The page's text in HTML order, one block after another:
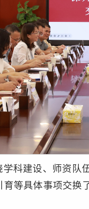
科建设、师资队
等具体事项交换